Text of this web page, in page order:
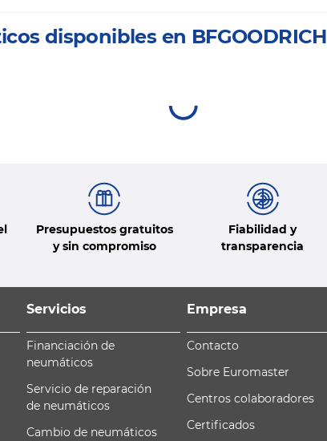
disponibles en BFGOODRICH
Presupuestos gratuitos
y sin compromiso
Fiabilidad y
transparencia
Servicios
Financiación de
neumáticos
Servicio de reparación
de neumáticos
Cambio de neumáticos
Empresa
Contacto
Sobre Euromaster
Centros colaboradores
Certificados